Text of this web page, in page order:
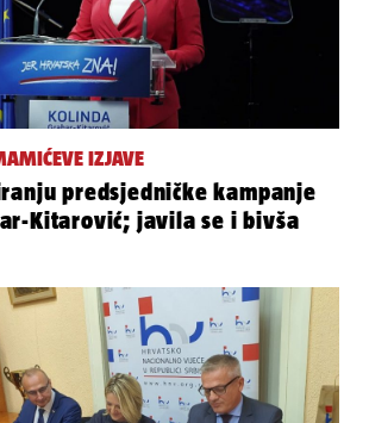
IZJAVE
predsjedničke kampanje
Kitarović; javila se i bivša